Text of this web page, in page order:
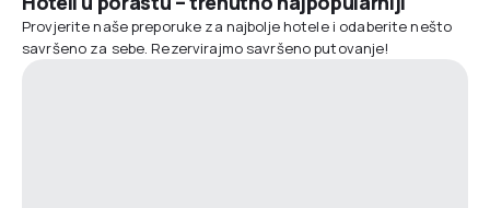
Provjerite naše preporuke za najbolje hotele i odaberite nešto
savršeno za sebe. Rezervirajmo savršeno putovanje!